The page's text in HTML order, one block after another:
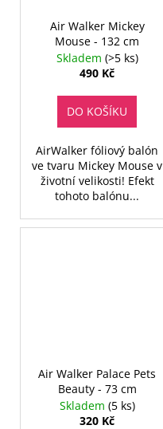
Air Walker Mickey
Mouse - 132 cm
Skladem (>5 ks)
490 Kč
DO KOŠÍKU
AirWalker fóliový balón
ve tvaru Mickey Mouse v
životní velikosti! Efekt
tohoto balónu...
Air Walker Palace Pets
Beauty - 73 cm
Skladem (5 ks)
320 Kč